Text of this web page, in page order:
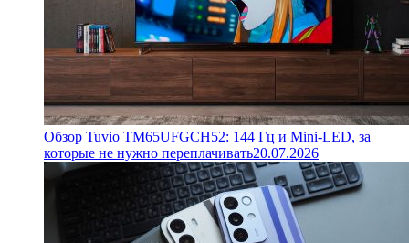
Обзор Tuvio TM65UFGCH52: 144 Гц и Mini-LED, за
которые не нужно переплачивать20.07.2026